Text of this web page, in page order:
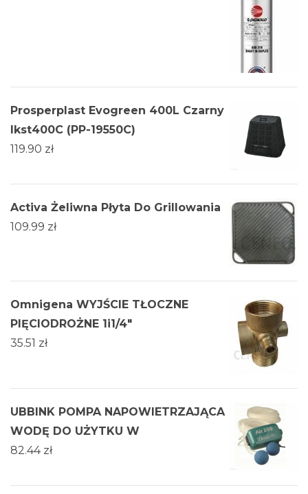
Prosperplast Evogreen 400L Czarny
Ikst400C (PP-19550C)
119.90 zł
Activa Żeliwna Płyta Do Grillowania
109.99 zł
Omnigena WYJŚCIE TŁOCZNE
PIĘCIODROŻNE 1i1/4"
35.51 zł
UBBINK POMPA NAPOWIETRZAJĄCA
WODĘ DO UŻYTKU W
82.44 zł